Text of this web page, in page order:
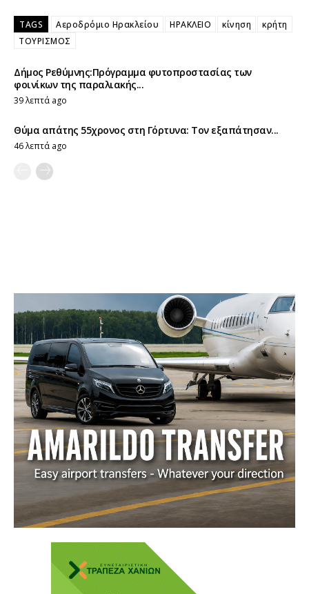
TAGS Αεροδρόμιο Ηρακλείου ΗΡΑΚΛΕΙΟ κίνηση
κρήτη
ΤΟΥΡΙΣΜΟΣ
Δήμος Ρεθύμνης:Πρόγραμμα φυτοπροστασίας των
φοινίκων της παραλιακής...
39 λεπτά ago
Θύμα απάτης 55χρονος στη Γόρτυνα: Τον εξαπάτησαν...
46 λεπτά ago